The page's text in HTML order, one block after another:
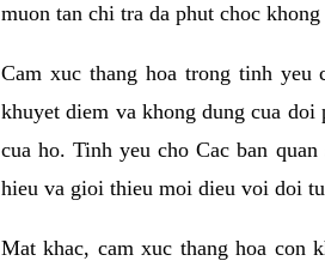
muon tan chi tra da phut choc
Cam xuc thang hoa trong tinh yeu
khuyet diem va khong dung cua
cua ho. Tinh yeu cho Cac ban
hieu va gioi thieu moi dieu voi doi
Mat khac, cam xuc thang hoa con